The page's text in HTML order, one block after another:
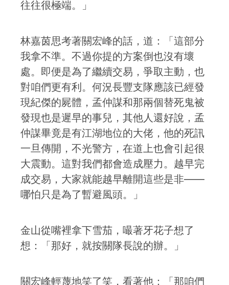
往往很極端。」
林嘉茵思考著關宏峰的話，道：「這部分
我拿不準。不過你提的方案倒也沒有壞
處。即便是為了繼續交易，爭取主動，也
對咱們更有利。何況長豐支隊應該已經發
現紀傑的屍體，孟仲謀和那兩個替死鬼被
發現也是遲早的事兒，其他人還好說，孟
仲謀畢竟是有江湖地位的大佬，他的死訊
一旦傳開，不光警方，在道上也會引起很
大震動。這對我們都會造成壓力。越早完
成交易，大家就能越早離開這些是非——
哪怕只是為了暫避風頭。」
金山從嘴裡拿下雪茄，嘬著牙花子想了
想：「那好，就按關隊長說的辦。」
關宏峰輕蔑地笑了笑，看著他：「那咱們